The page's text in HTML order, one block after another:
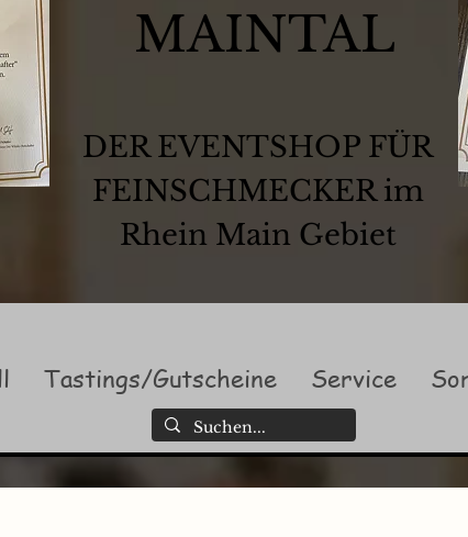
MAINTAL
DER EVENTSHOP FÜR
FEINSCHMECKER im
Rhein Main Gebiet
Tastings/Gutscheine Service